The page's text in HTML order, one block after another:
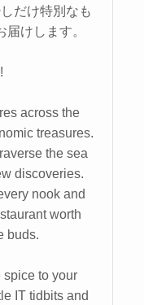
だけ特別なも
けします。
across the
treasures.
the sea
discoveries.
nook and
worth
buds.
spice to your
IT tidbits and